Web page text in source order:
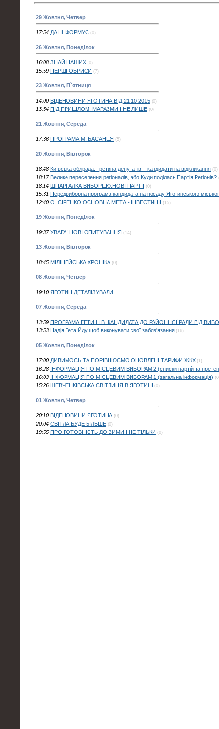
29 Жовтня, Четвер
17:54 ДАІ ІНФОРМУЄ (0)
26 Жовтня, Понеділок
16:08 ЗНАЙ НАШИХ (0)
15:59 ПЕРШІ ОБРИСИ (7)
23 Жовтня, П`ятниця
14:00 ВІДЕНОВИНИ ЯГОТИНА ВІД 21 10 2015 (0)
13:54 ПІД ПРИЦІЛОМ. МАРАЗМИ І НЕ ЛИШЕ (0)
21 Жовтня, Середа
17:36 ПРОГРАМА М. БАСАНЦЯ (5)
20 Жовтня, Вівторок
18:48 Київська облрада: третина депутатів – кандидати на відкликання (0)
18:17 Велике переселення регіоналів, або Куди поділась Партія Регіонів?
18:14 ШПАРГАЛКА ВИБОРЦЮ:НОВІ ПАРТІЇ (0)
15:31 Передвиборна програма кандидата на посаду Яготинського
12:40 О. СІРЕНКО:ОСНОВНА МЕТА - ІНВЕСТИЦІЇ (15)
19 Жовтня, Понеділок
19:37 УВАГА! НОВІ ОПИТУВАННЯ (14)
13 Жовтня, Вівторок
18:45 МІЛІЦЕЙСЬКА ХРОНІКА (0)
08 Жовтня, Четвер
19:10 ЯГОТИН ДЕТАЛІЗУВАЛИ
07 Жовтня, Середа
13:59 ПРОГРАМА ГЕТИ Н.В. КАНДИДАТА ДО РАЙОННОЇ РАДИ ВІД
13:53 Надія Гета:Йду щоб виконувати свої забов'язання (16)
05 Жовтня, Понеділок
17:00 ДИВИМОСЬ ТА ПОРІВНЮЄМО ОНОВЛЕНІ ТАРИФИ ЖКХ (1)
16:28
ІНФОРМАЦІЯ ПО МІСЦЕВИМ ВИБОРАМ 2 (списки партій та
16:03
ІНФОРМАЦІЯ ПО МІСЦЕВИМ ВИБОРАМ 1 (загальна інформація)
15:26 ШЕВЧЕНКІВСЬКА СВІТЛИЦЯ В ЯГОТИНІ (0)
01 Жовтня, Четвер
20:10 ВІДЕНОВИНИ ЯГОТИНА (0)
20:04 СВІТЛА БУДЕ БІЛЬШЕ (0)
19:55 ПРО ГОТОВНІСТЬ ДО ЗИМИ І НЕ ТІЛЬКИ (0)